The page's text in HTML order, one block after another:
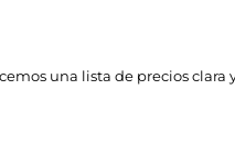
una lista de precios